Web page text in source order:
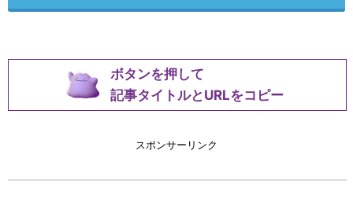
ボタンを押して
記事タイトルとURLをコピー
スポンサーリンク